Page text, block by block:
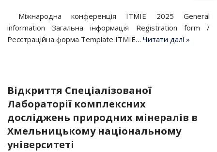
Міжнародна конференція ITMIE 2025 General
information Загальна інформація Registration form /
Реєстраційна форма Template ITMIE… Читати далі »
Відкриття Спеціалізованої
Лабораторії комплексних
досліджень природних мінералів в
Хмельницькому національному
університеті